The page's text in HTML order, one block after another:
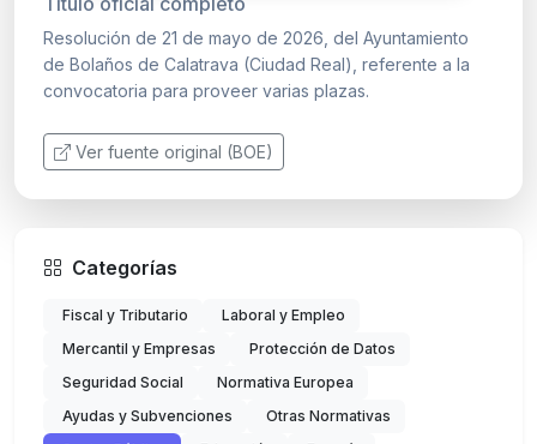
Resolución de 21 de mayo de 2026, del Ayuntamiento
de Bolaños de Calatrava (Ciudad Real), referente a la
convocatoria para proveer varias plazas.
Ver fuente original (BOE)
Categorías
Fiscal y Tributario
Laboral y Empleo
Mercantil y Empresas
Protección de Datos
Seguridad Social
Normativa Europea
Ayudas y Subvenciones
Otras Normativas